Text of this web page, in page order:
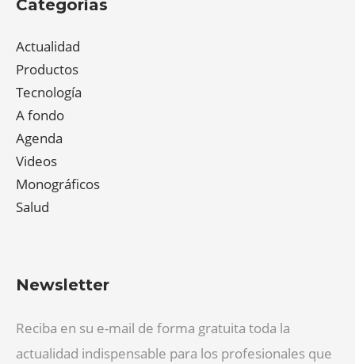
Categorías
Actualidad
Productos
Tecnología
A fondo
Agenda
Videos
Monográficos
Salud
Newsletter
Reciba en su e-mail de forma gratuita toda la
actualidad indispensable para los profesionales que